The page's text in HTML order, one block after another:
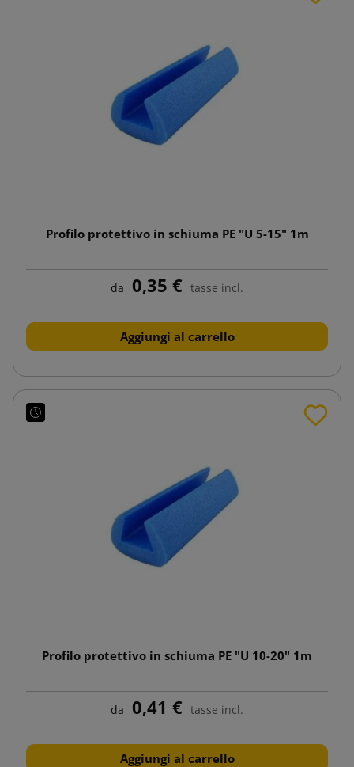
Profilo protettivo in schiuma PE "U 5-15" 1m
da 0,35 € tasse incl.
Aggiungi al carrello
Profilo protettivo in schiuma PE "U 10-20" 1m
da 0,41 € tasse incl.
Aggiungi al carrello